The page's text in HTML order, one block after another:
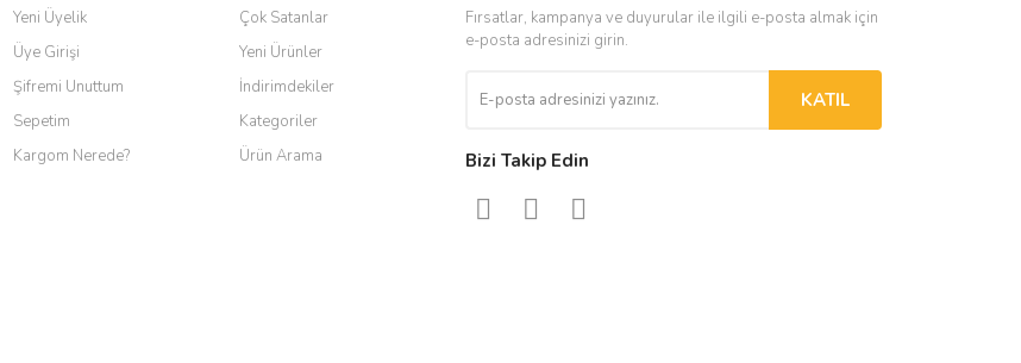
Yeni Üyelik
Üye Girişi
Şifremi Unuttum
Sepetim
Kargom Nerede?
Çok Satanlar
Yeni Ürünler
İndirimdekiler
Kategoriler
Ürün Arama
Fırsatlar, kampanya ve duyurular ile ilgili e-posta almak için
e-posta adresinizi girin.
KATIL
Bizi Takip Edin